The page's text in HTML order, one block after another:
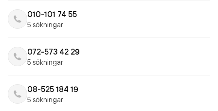
010-101 74 55
5 sökningar
072-573 42 29
5 sökningar
08-525 184 19
5 sökningar